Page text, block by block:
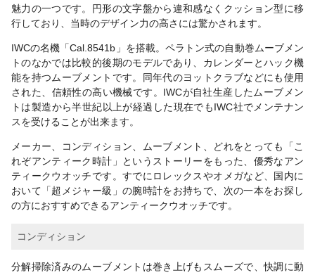
魅力の一つです。円形の文字盤から違和感なくクッション型に移
行しており、当時のデザイン力の高さには驚かされます。
IWCの名機「Cal.8541b」を搭載。ペラトン式の自動巻ムーブメン
トのなかでは比較的後期のモデルであり、カレンダーとハック機
能を持つムーブメントです。同年代のヨットクラブなどにも使用
された、信頼性の高い機械です。IWCが自社生産したムーブメン
トは製造から半世紀以上が経過した現在でもIWC社でメンテナン
スを受けることが出来ます。
メーカー、コンディション、ムーブメント、どれをとっても「こ
れぞアンティーク時計」というストーリーをもった、優秀なアン
ティークウオッチです。すでにロレックスやオメガなど、国内に
おいて「超メジャー級」の腕時計をお持ちで、次の一本をお探し
の方におすすめできるアンティークウオッチです。
コンディション
分解掃除済みのムーブメントは巻き上げもスムーズで、快調に動